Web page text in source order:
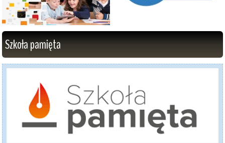
Szkoła pamięta